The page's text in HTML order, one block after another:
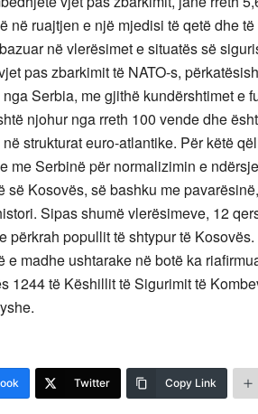
në ruajtjen e një mjedisi të qetë dhe
në vlerësimet e situatës së
pas zbarkimit të NATO-s,
Serbia, me gjithë kundërshtimet e
njohur nga rreth 100 vende dhe
strukturat euro-atlantike. Për këtë
me Serbinë për normalizimin e
së Kosovës, së bashku me
Sipas shumë vlerësimeve, 12
përkrah popullit të shtypur të Kosovës.
e madhe ushtarake në botë ka
1244 të Këshillit të Sigurimit të
Twitter Copy Link